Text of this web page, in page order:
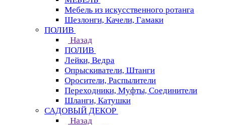
Мебель из искусственного ротанга
Шезлонги, Качели, Гамаки
ПОЛИВ
Назад
ПОЛИВ
Лейки, Ведра
Опрыскиватели, Штанги
Оросители, Распылители
Переходники, Муфты, Соединители
Шланги, Катушки
САДОВЫЙ ДЕКОР
Назад